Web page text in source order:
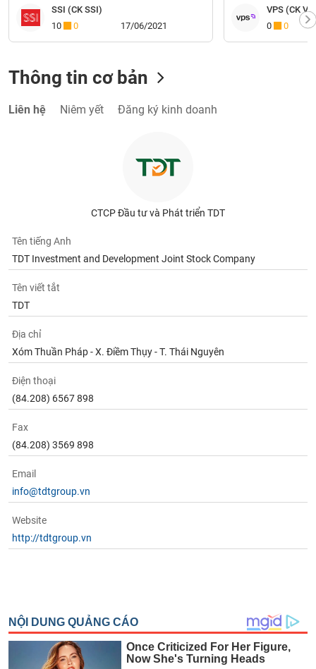
SSI (CK SSI)
10
0 17/06/2021
VPS (CK
0
0
Thông tin cơ bản
Liên hệ Niêm yết Đăng ký kinh doanh
CTCP Đầu tư và Phát triển TDT
Tên tiếng Anh
TDT Investment and Development Joint Stock Company
Tên viết tắt
TDT
Địa chỉ
Xóm Thuần Pháp - X. Điềm Thụy - T. Thái Nguyên
Điện thoại
(84.208) 6567 898
Fax
(84.208) 3569 898
Email
info@tdtgroup.vn
Website
http://tdtgroup.vn